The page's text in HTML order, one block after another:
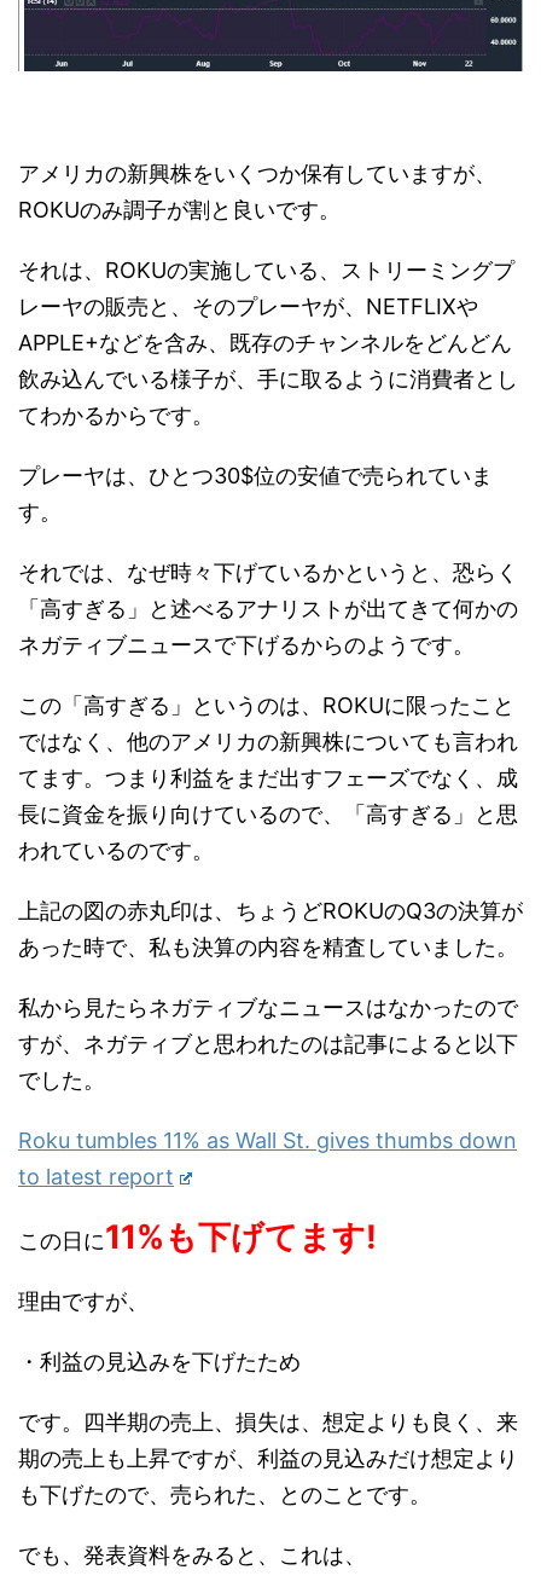
アメリカの新興株をいくつか保有していますが、
ROKUのみ調子が割と良いです。
それは、ROKUの実施している、ストリーミングプ
レーヤの販売と、そのプレーヤが、NETFLIXや
APPLE+などを含み、既存のチャンネルをどんどん
飲み込んでいる様子が、手に取るように消費者とし
てわかるからです。
プレーヤは、ひとつ30$位の安値で売られていま
す。
それでは、なぜ時々下げているかというと、恐らく
「高すぎる」と述べるアナリストが出てきて何かの
ネガティブニュースで下げるからのようです。
この「高すぎる」というのは、ROKUに限ったこと
ではなく、他のアメリカの新興株についても言われ
てます。つまり利益をまだ出すフェーズでなく、成
長に資金を振り向けているので、「高すぎる」と思
われているのです。
上記の図の赤丸印は、ちょうどROKUのQ3の決算が
あった時で、私も決算の内容を精査していました。
私から見たらネガティブなニュースはなかったので
すが、ネガティブと思われたのは記事によると以下
でした。
Roku tumbles 11% as Wall St. gives thumbs down
to latest report
この日に11%も下げてます!
理由ですが、
・利益の見込みを下げたため
です。四半期の売上、損失は、想定よりも良く、来
期の売上も上昇ですが、利益の見込みだけ想定より
も下げたので、売られた、とのことです。
でも、発表資料をみると、これは、